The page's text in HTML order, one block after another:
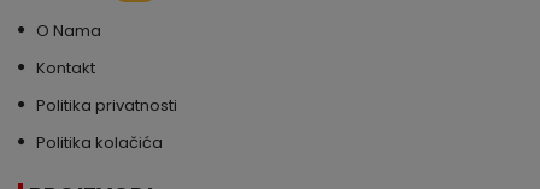
O Nama
Kontakt
Politika privatnosti
Politika kolačića